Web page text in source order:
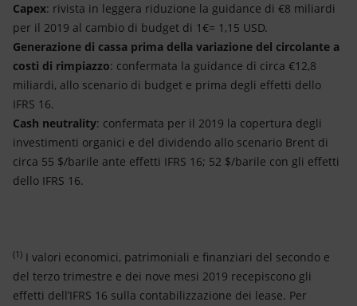
Capex: rivista in leggera riduzione la guidance di €8 miliardi
per il 2019 al cambio di budget di 1€= 1,15 USD.
Generazione di cassa prima della variazione del circolante a
costi di rimpiazzo: confermata la guidance di circa €12,8
miliardi, allo scenario di budget e prima degli effetti dello
IFRS 16.
Cash neutrality: confermata per il 2019 la copertura degli
investimenti organici e del dividendo allo scenario Brent di
circa 55 $/barile ante effetti IFRS 16; 52 $/barile con gli effetti
dello IFRS 16.
(1) I valori economici, patrimoniali e finanziari del secondo e
del terzo trimestre e dei nove mesi 2019 recepiscono gli
effetti dell’IFRS 16 sulla contabilizzazione dei lease. Per